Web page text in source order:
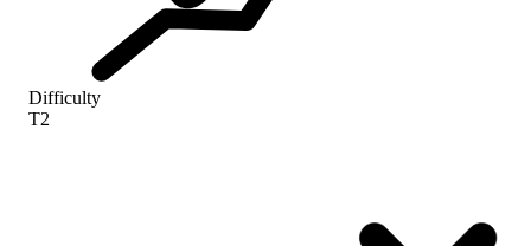
Difficulty
T2